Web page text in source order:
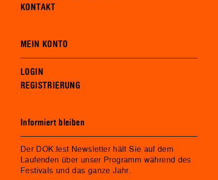
KONTAKT
MEIN KONTO
LOGIN
REGISTRIERUNG
Informiert bleiben
Der DOK.fest Newsletter hält Sie auf dem
Laufenden über unser Programm während des
Festivals und das ganze Jahr.